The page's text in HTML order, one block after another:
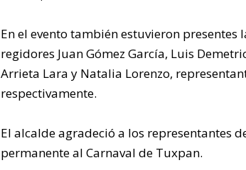
En el evento también estuvieron
regidores Juan Gómez García, Luis
Arrieta Lara y Natalia Lorenzo,
respectivamente.
El alcalde agradeció a los representantes
permanente al Carnaval de Tuxpan.